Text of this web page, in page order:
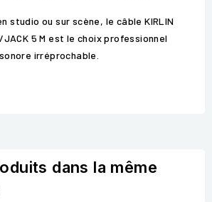
studio ou sur scène, le câble KIRLIN
JACK 5 M est le choix professionnel
irréprochable.
dans la même